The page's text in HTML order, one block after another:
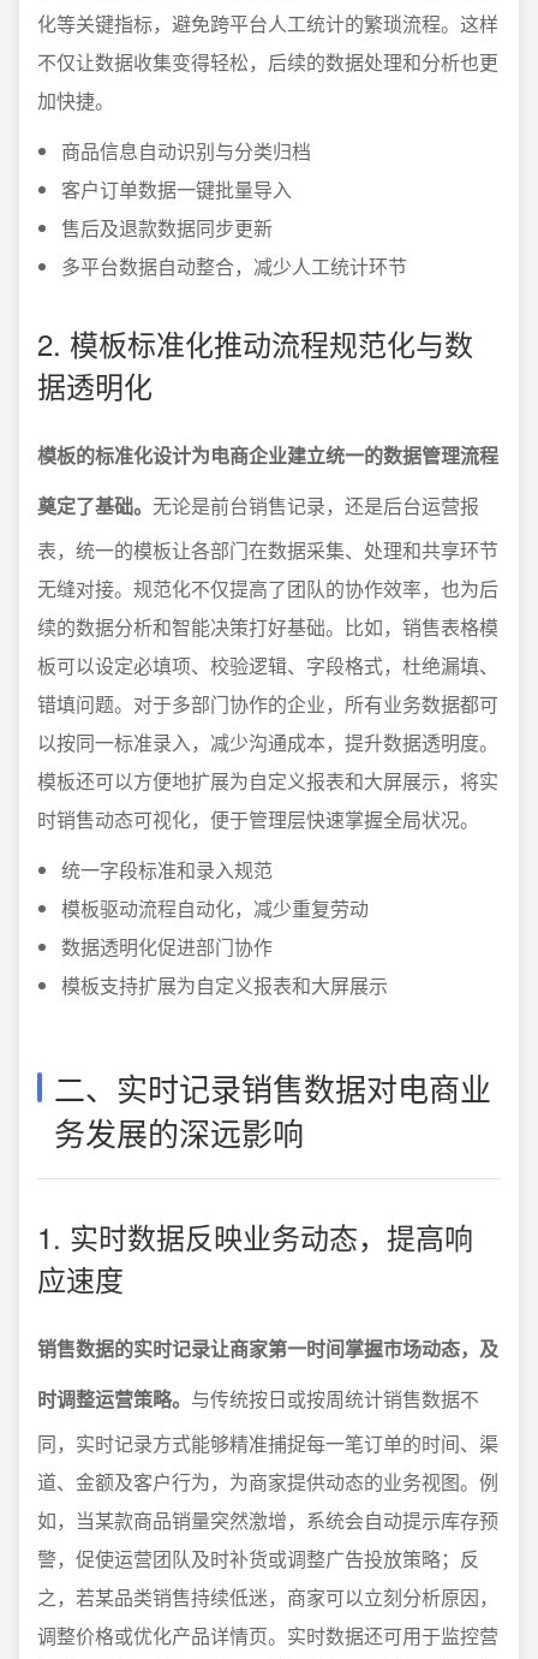
化等关键指标，避免跨平台人工统计的繁琐流程。这样
不仅让数据收集变得轻松，后续的数据处理和分析也更
加快捷。
商品信息自动识别与分类归档
客户订单数据一键批量导入
售后及退款数据同步更新
多平台数据自动整合，减少人工统计环节
2. 模板标准化推动流程规范化与数
据透明化
模板的标准化设计为电商企业建立统一的数据管理流程
奠定了基础。 无论是前台销售记录，还是后台运营报
表，统一的模板让各部门在数据采集、处理和共享环节
无缝对接。规范化不仅提高了团队的协作效率，也为后
续的数据分析和智能决策打好基础。比如，销售表格模
板可以设定必填项、校验逻辑、字段格式，杜绝漏填、
错填问题。对于多部门协作的企业，所有业务数据都可
以按同一标准录入，减少沟通成本，提升数据透明度。
模板还可以方便地扩展为自定义报表和大屏展示，将实
时销售动态可视化，便于管理层快速掌握全局状况。
统一字段标准和录入规范
模板驱动流程自动化，减少重复劳动
数据透明化促进部门协作
模板支持扩展为自定义报表和大屏展示
二、实时记录销售数据对电商业
务发展的深远影响
1. 实时数据反映业务动态，提高响
应速度
销售数据的实时记录让商家第一时间掌握市场动态，及
时调整运营策略。 与传统按日或按周统计销售数据不
同，实时记录方式能够精准捕捉每一笔订单的时间、渠
道、金额及客户行为，为商家提供动态的业务视图。例
如，当某款商品销量突然激增，系统会自动提示库存预
警，促使运营团队及时补货或调整广告投放策略；反
之，若某品类销售持续低迷，商家可以立刻分析原因，
调整价格或优化产品详情页。实时数据还可用于监控营